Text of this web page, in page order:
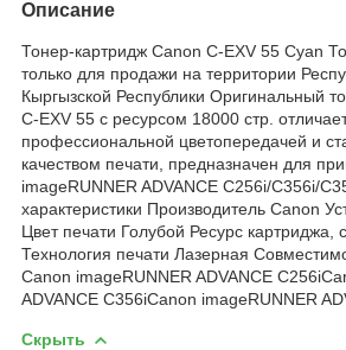
Описание
Тонер-картридж Canon C-EXV 55 Cyan
только для продажи на территории
Кыргызской Республики Оригинальный
C-EXV 55 с ресурсом 18000 стр.
профессиональной цветопередачей и
качеством печати, предназначен для
imageRUNNER ADVANCE C256i/C356i/
характеристики Производитель Canon
Цвет печати Голубой Ресурс картриджа,
Технология печати Лазерная
Canon imageRUNNER ADVANCE
ADVANCE C356iCanon imageRUNNER
Скрыть